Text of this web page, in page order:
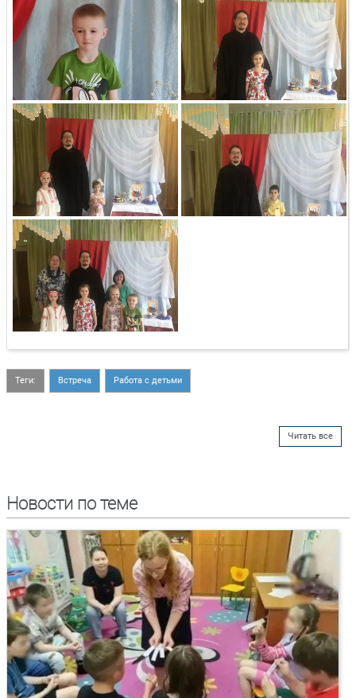
Теги: Встреча Работа с детьми
Читать все
Новости по теме